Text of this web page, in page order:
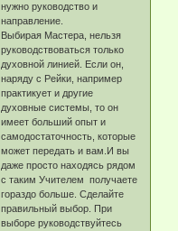
нужно руководство и
направление.
Выбирая Мастера, нельзя
руководствоваться только
духовной линией. Если он,
наряду с Рейки, например
практикует и другие
духовные системы, то он
имеет больший опыт и
самодостаточность, которые
может передать и вам.И вы
даже просто находясь рядом
с таким Учителем получаете
гораздо больше. Сделайте
правильный выбор. При
выборе руководствуйтесь